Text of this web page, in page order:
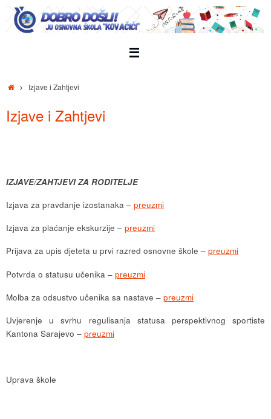
Skip
content
HomeIzjave i Zahtjevi
Izjave i Zahtjevi
IZJAVE/ZAHTJEVI ZA RODITELJE
Izjava za pravdanje izostanaka – preuzmi
Izjava za plaćanje ekskurzije – preuzmi
Prijava za upis djeteta u prvi razred osnovne škole – preuzmi
Potvrda o statusu učenika – preuzmi
Molba za odsustvo učenika sa nastave – preuzmi
Uvjerenje u svrhu regulisanja statusa perspektivnog sportiste
Kantona Sarajevo – preuzmi
Uprava škole